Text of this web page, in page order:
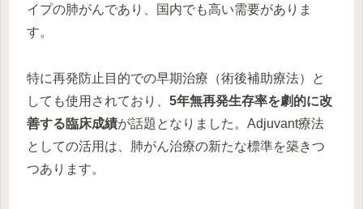
イプの肺がんであり、国内でも高い需要がありま
す。
特に再発防止目的での早期治療（術後補助療法）と
しても使用されており、 5年無再発生存率を劇的に改
善する臨床成績が話題となりました。Adjuvant療法
としての活用は、肺がん治療の新たな標準を築きつ
つあります。